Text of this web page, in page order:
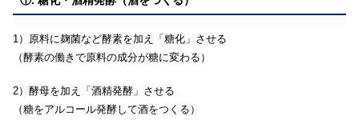
1）原料に麹菌など酵素を加え「糖化」させる
（酵素の働きで原料の成分が糖に変わる）
2）酵母を加え「酒精発酵」させる
（糖をアルコール発酵して酒をつくる）